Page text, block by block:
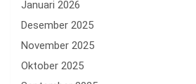
Januari 2026
Desember 2025
November 2025
Oktober 2025